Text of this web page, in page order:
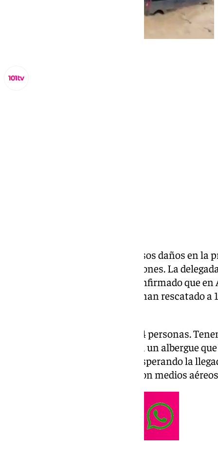
La lluvia ha provocado numerosos daños en la
comenzado las primeras reacciones. La
Málaga, Patricia Navarro, ha confirmado que
más afectados por la DANA, se han rescatado
«Se ha rescatado a un total de 14 personas.
puesto de mando avanzado y en un albergue
Pabellón Municipal. Estamos esperando la
Guardia Civil está rescatando con medios